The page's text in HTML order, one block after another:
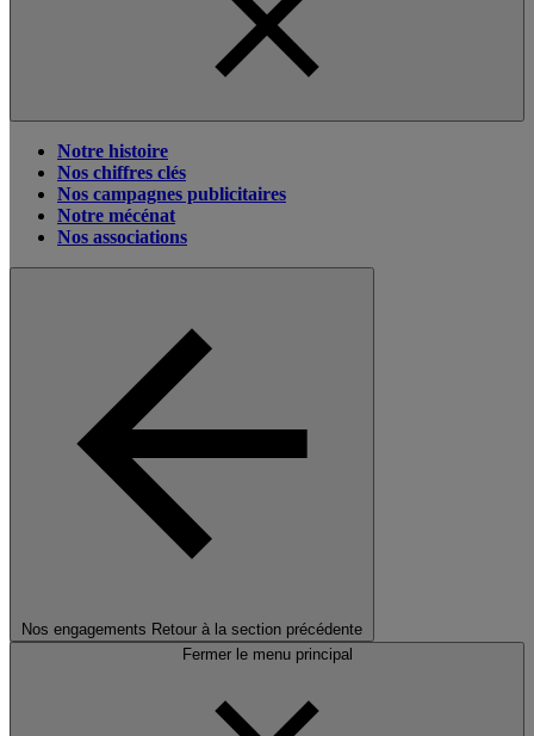
Notre histoire
Nos chiffres clés
Nos campagnes publicitaires
Notre mécénat
Nos associations
Nos engagements Retour à la section précédente
Fermer le menu principal